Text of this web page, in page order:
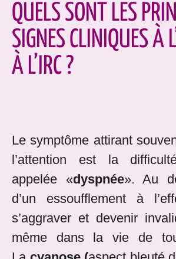
QUELS SONT LES
SIGNES CLINIQUES À
À L’IRC ?
Le symptôme attirant
l’attention est la
appelée «dyspnée». Au
d’un essoufflement à
s’aggraver et devenir
même dans la vie de